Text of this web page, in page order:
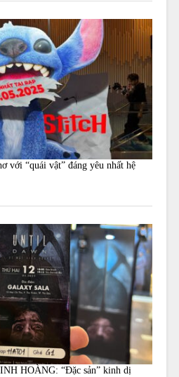
với “quái vật” đáng yêu nhất hệ
HOÀNG: “Đặc sản” kinh dị